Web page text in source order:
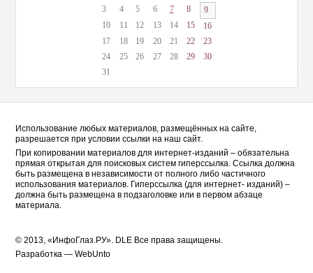
3
4 5 6 7 8
9
10
11 12 13 14 15
16
17
18 19 20 21 22
23
24
25 26 27 28 29
30
31
Использование любых материалов, размещённых на сайте,
разрешается при условии ссылки на наш сайт.
При копировании материалов для интернет-изданий – обязательна
прямая открытая для поисковых систем гиперссылка. Ссылка должна
быть размещена в независимости от полного либо частичного
использования материалов. Гиперссылка (для интернет- изданий) –
должна быть размещена в подзаголовке или в первом абзаце
материала.
© 2013, «ИнфоГлаз.РУ». DLE Все права защищены.
Разработка —WebUnto